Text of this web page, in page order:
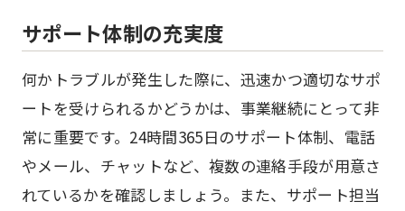
サポート体制の充実度
何かトラブルが発生した際に、迅速かつ適切なサポ
ートを受けられるかどうかは、事業継続にとって非
常に重要です。24時間365日のサポート体制、電話
やメール、チャットなど、複数の連絡手段が用意さ
れているかを確認しましょう。また、サポート担当